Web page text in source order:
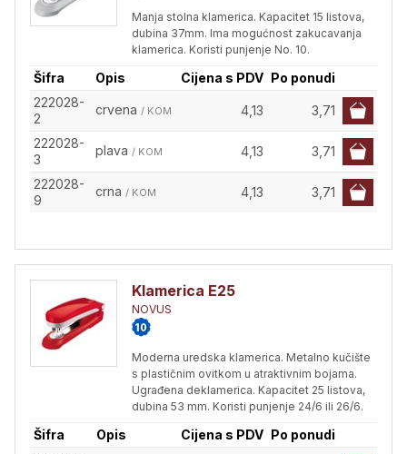
Manja stolna klamerica. Kapacitet 15 listova,
dubina 37mm. Ima mogućnost zakucavanja
klamerica. Koristi punjenje No. 10.
Šifra Opis Cijena s PDV Po ponudi
222028-
2
crvena / KOM 4,13 3,71
222028-
3
plava / KOM 4,13 3,71
222028-
9
crna / KOM 4,13 3,71
Klamerica E25
NOVUS
Moderna uredska klamerica. Metalno kučište
s plastičnim ovitkom u atraktivnim bojama.
Ugrađena deklamerica. Kapacitet 25 listova,
dubina 53 mm. Koristi punjenje 24/6 ili 26/6.
Šifra Opis Cijena s PDV Po ponudi